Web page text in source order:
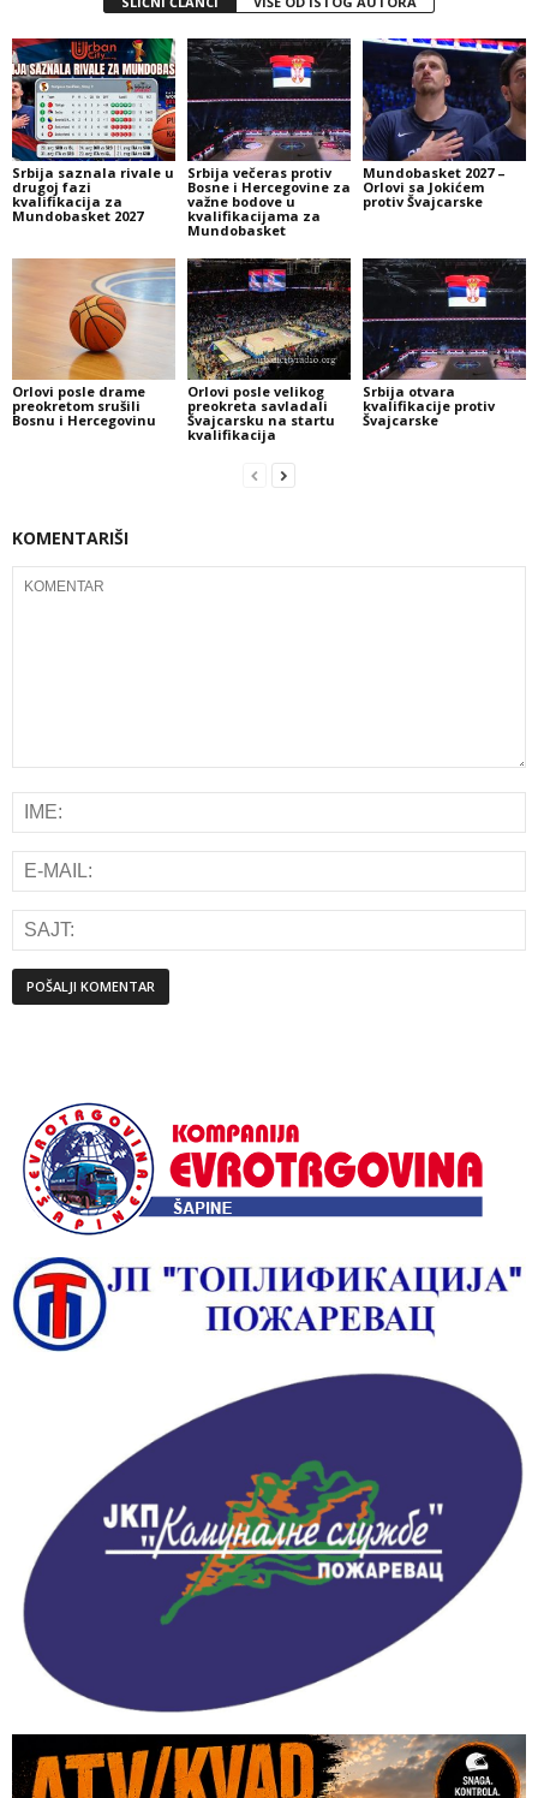
Srbija saznala rivale u
drugoj fazi
kvalifikacija za
Mundobasket 2027
Srbija večeras protiv
Bosne i Hercegovine za
važne bodove u
kvalifikacijama za
Mundobasket
Mundobasket 2027 –
Orlovi sa Jokićem
protiv Švajcarske
Orlovi posle drame
preokretom srušili
Bosnu i Hercegovinu
Orlovi posle velikog
preokreta savladali
Švajcarsku na startu
kvalifikacija
Srbija otvara
kvalifikacije protiv
Švajcarske
KOMENTARIŠI